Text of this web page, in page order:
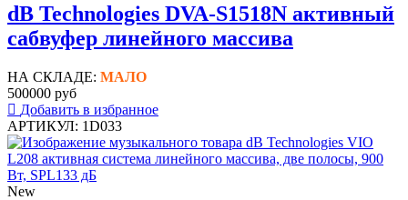
dB Technologies DVA-S1518N активный
сабвуфер линейного массива
НА СКЛАДЕ: МАЛО
500000 руб
Добавить в избранное
АРТИКУЛ: 1D033
New